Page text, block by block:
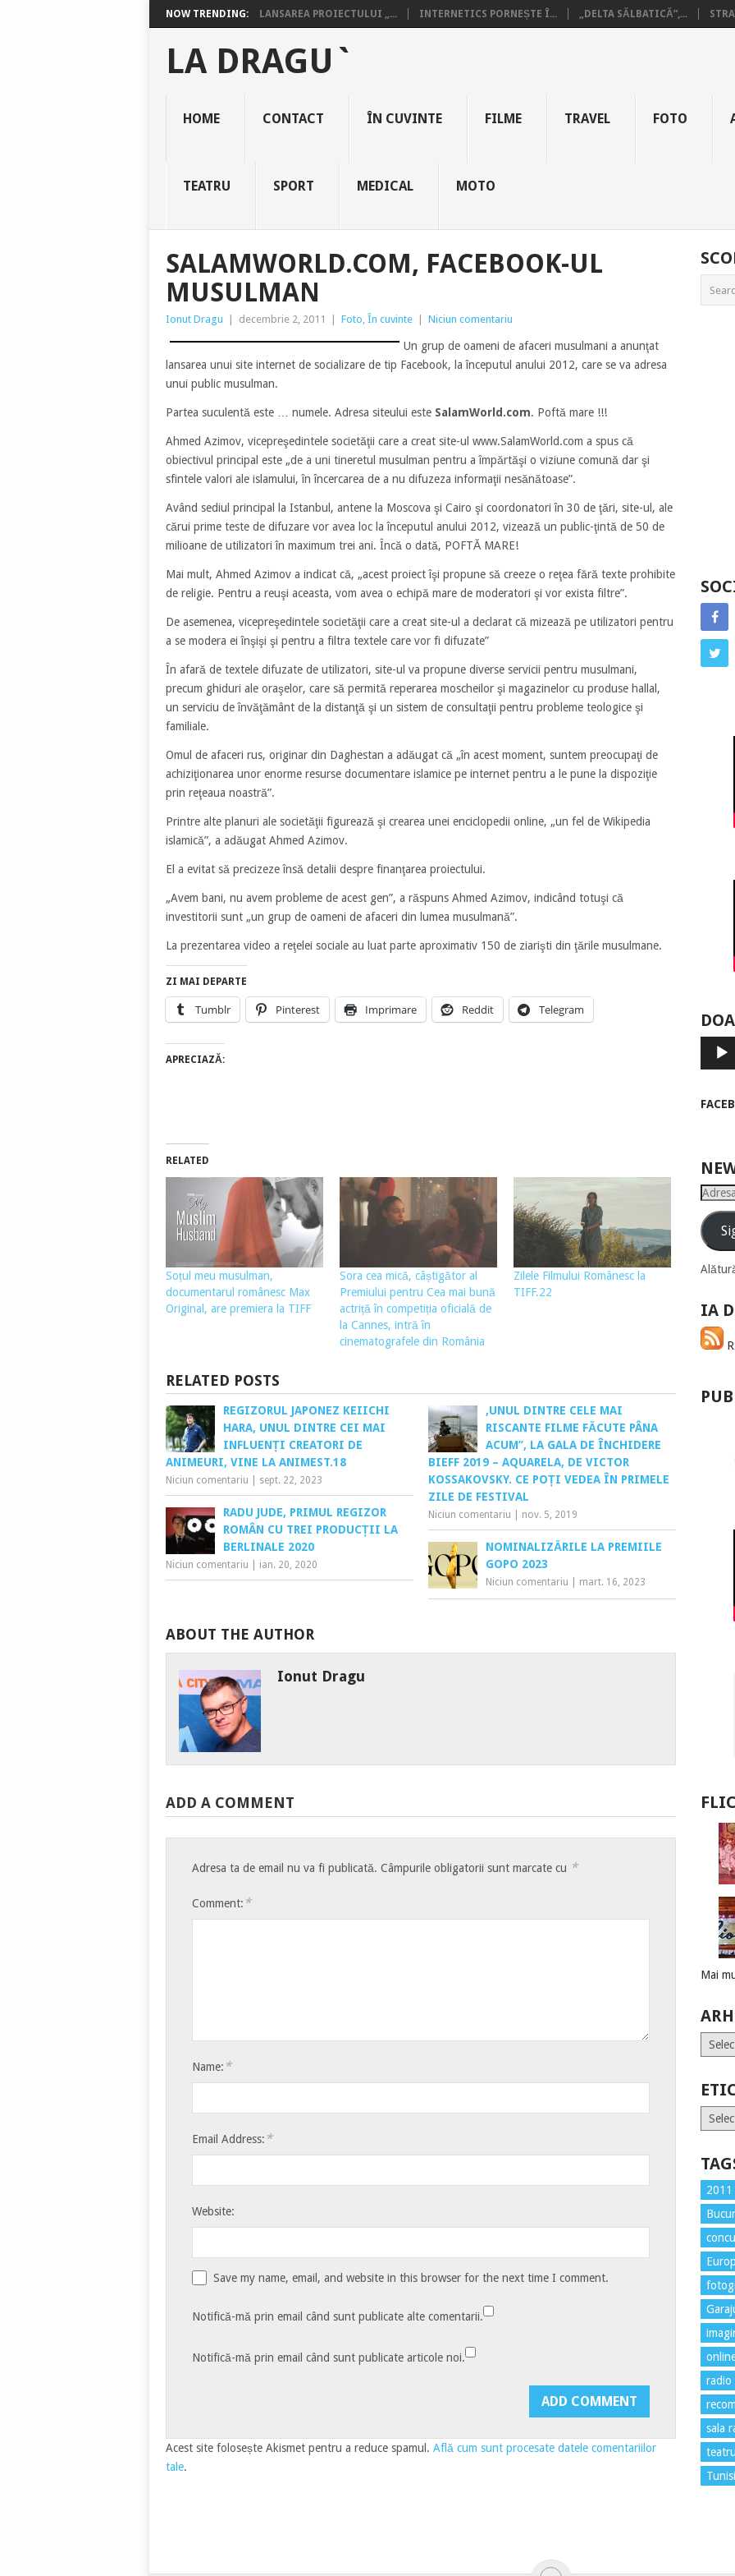
NOW TRENDING: LANSAREA PROIECTULUI „... INTERNETICS PORNEȘTE Î... „DELTA SĂLBATICĂ”,...
LA DRAGU`
HOME CONTACT ÎN CUVINTE FILME TRAVEL FOTO
TEATRU SPORT MEDICAL MOTO
SALAMWORLD.COM, FACEBOOK-UL
MUSULMAN
Ionut Dragu decembrie 2, 2011 Foto, În cuvinte Niciun comentariu
Un grup de oameni de afaceri musulmani a anunţat
lansarea unui site internet de socializare de tip Facebook, la începutul anului 2012, care se va adresa
unui public musulman.
Partea suculentă este … numele. Adresa siteului este SalamWorld.com. Poftă mare !!!
Ahmed Azimov, vicepreşedintele societăţii care a creat site-ul www.SalamWorld.com a spus că
obiectivul principal este „de a uni tineretul musulman pentru a împărtăşi o viziune comună dar şi
sfintele valori ale islamului, în încercarea de a nu difuzeza informaţii nesănătoase”.
Având sediul principal la Istanbul, antene la Moscova şi Cairo şi coordonatori în 30 de ţări, site-ul, ale
cărui prime teste de difuzare vor avea loc la începutul anului 2012, vizează un public-ţintă de 50 de
milioane de utilizatori în maximum trei ani. Încă o dată, POFTĂ MARE!
Mai mult, Ahmed Azimov a indicat că, „acest proiect îşi propune să creeze o reţea fără texte prohibite
de religie. Pentru a reuşi aceasta, vom avea o echipă mare de moderatori şi vor exista filtre”.
De asemenea, vicepreşedintele societăţii care a creat site-ul a declarat că mizează pe utilizatori pentru
a se modera ei înşişi şi pentru a filtra textele care vor fi difuzate”
În afară de textele difuzate de utilizatori, site-ul va propune diverse servicii pentru musulmani,
precum ghiduri ale oraşelor, care să permită reperarea moscheilor şi magazinelor cu produse hallal,
un serviciu de învăţământ de la distanţă şi un sistem de consultaţii pentru probleme teologice şi
familiale.
Omul de afaceri rus, originar din Daghestan a adăugat că „în acest moment, suntem preocupaţi de
achiziţionarea unor enorme resurse documentare islamice pe internet pentru a le pune la dispoziţie
prin reţeaua noastră”.
Printre alte planuri ale societăţii figurează şi crearea unei enciclopedii online, „un fel de Wikipedia
islamică”, a adăugat Ahmed Azimov.
El a evitat să precizeze însă detalii despre finanţarea proiectului.
„Avem bani, nu avem probleme de acest gen”, a răspuns Ahmed Azimov, indicând totuşi că
investitorii sunt „un grup de oameni de afaceri din lumea musulmană”.
La prezentarea video a reţelei sociale au luat parte aproximativ 150 de ziarişti din ţările musulmane.
ZI MAI DEPARTE
Tumblr Pinterest Imprimare Reddit Telegram
APRECIAZĂ:
RELATED
Soțul meu musulman,
documentarul românesc Max
Original, are premiera la TIFF
Sora cea mică, câștigător al
Premiului pentru Cea mai bună
actriță în competiția oficială de
la Cannes, intră în
cinematografele din România
Zilele Filmului Românesc la
TIFF.22
RELATED POSTS
REGIZORUL JAPONEZ KEIICHI
HARA, UNUL DINTRE CEI MAI
INFLUENȚI CREATORI DE
ANIMEURI, VINE LA ANIMEST.18
Niciun comentariu sept. 22, 2023
,UNUL DINTRE CELE MAI
RISCANTE FILME FĂCUTE PÂNA
ACUM’’, LA GALA DE ÎNCHIDERE
BIEFF 2019 – AQUARELA, DE VICTOR
KOSSAKOVSKY. CE POȚI VEDEA ÎN PRIMELE
ZILE DE FESTIVAL
Niciun comentariu nov. 5, 2019
RADU JUDE, PRIMUL REGIZOR
ROMÂN CU TREI PRODUCȚII LA
BERLINALE 2020
Niciun comentariu ian. 20, 2020
NOMINALIZĂRILE LA PREMIILE
GOPO 2023
Niciun comentariu mart. 16, 2023
ABOUT THE AUTHOR
Ionut Dragu
ADD A COMMENT
Adresa ta de email nu va fi publicată. Câmpurile obligatorii sunt marcate cu *
Comment: *
Name: *
Email Address: *
Website:
Save my name, email, and website in this browser for the next time I comment.
Notifică-mă prin email când sunt publicate alte comentarii.
Notifică-mă prin email când sunt publicate articole noi.
Acest site folosește Akismet pentru a reduce spamul. Află cum sunt procesate datele comentariilor
tale.
Player
audio
Adresa
email
IA
PUB
Mai
Arhive
2011
radio
sala